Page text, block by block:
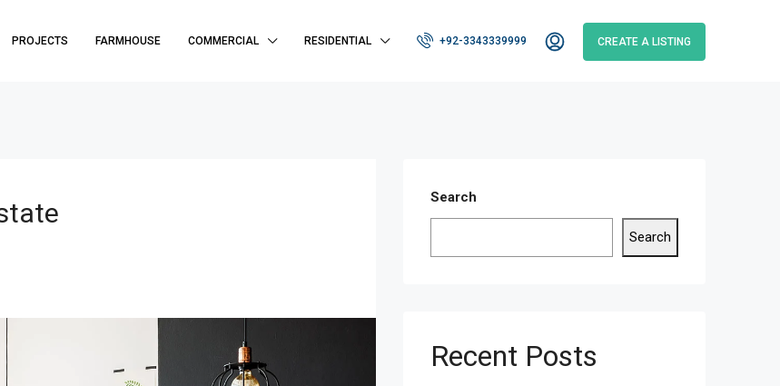
PROJECTS FARMHOUSE COMMERCIAL RESIDENTIAL +92-3343339999 CREATE A LISTING
Search
Search
Recent Posts